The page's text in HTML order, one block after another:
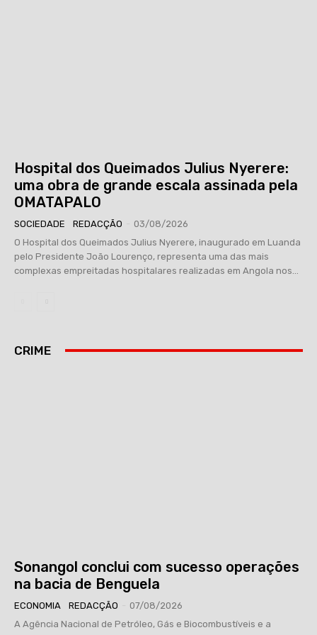
Hospital dos Queimados Julius Nyerere:
uma obra de grande escala assinada pela
OMATAPALO
SOCIEDADE REDACÇÃO
03/08/2026
O Hospital dos Queimados Julius Nyerere, inaugurado em Luanda
pelo Presidente João Lourenço, representa uma das mais
complexas empreitadas hospitalares realizadas em Angola nos...
CRIME
Sonangol conclui com sucesso operações
na bacia de Benguela
ECONOMIA REDACÇÃO
07/08/2026
A Agência Nacional de Petróleo, Gás e Biocombustíveis e a